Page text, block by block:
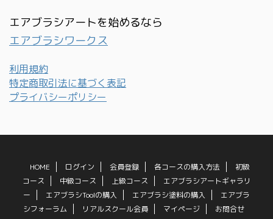
エアブラシアートを始めるなら
エアブラシワークス
利用規約
特定商取引法に基づく表記
プライバシーポリシー
HOME ログイン 会員登録 各コースの購入方法
初級
コース
中級コース 上級コース
エアブラシアートギャラリ
ー
エアブラシToolの購入 エアブラシ塗料の購入
エアブラ
シフォーラム
リアルスクール会員 マイページ お問合せ